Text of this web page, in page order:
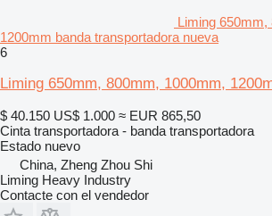
Liming
1200mm banda transportadora nueva
6
Liming 650mm, 800mm, 1000mm,
$ 40.150 US$ 1.000 ≈ EUR 865,50
Cinta transportadora - banda transportadora
Estado nuevo
China, Zheng Zhou Shi
Liming Heavy Industry
Contacte con el vendedor